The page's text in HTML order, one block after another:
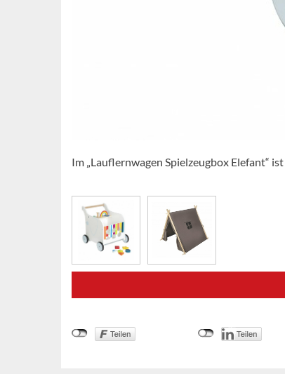
Im „Lauflernwagen Spielzeugbox Elefant“